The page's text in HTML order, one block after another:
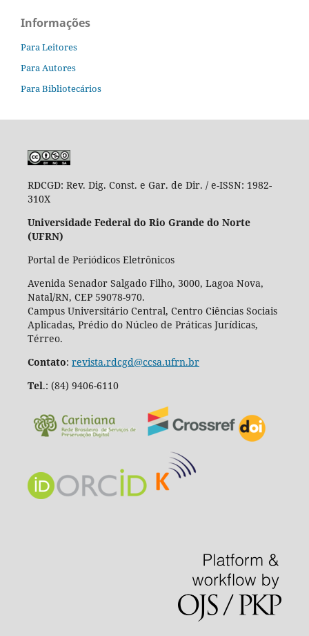
Informações
Para Leitores
Para Autores
Para Bibliotecários
RDCGD: Rev. Dig. Const. e Gar. de Dir. / e-ISSN: 1982-
310X
Universidade Federal do Rio Grande do Norte
(UFRN)
Portal de Periódicos Eletrônicos
Avenida Senador Salgado Filho, 3000, Lagoa Nova,
Natal/RN, CEP 59078-970.
Campus Universitário Central, Centro Ciências Sociais
Aplicadas, Prédio do Núcleo de Práticas Jurídicas,
Térreo.
Contato: revista.rdcgd@ccsa.ufrn.br
Tel.: (84) 9406-6110